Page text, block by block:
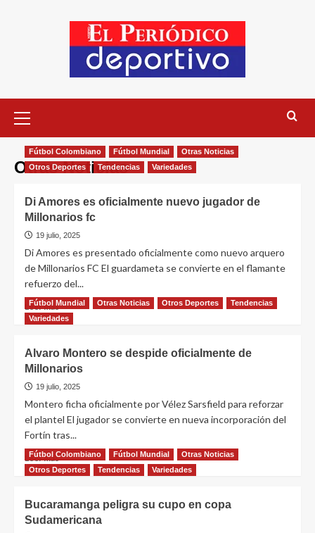
Otras Noticias
Fútbol Colombiano Fútbol Mundial
Otras Noticias
Otros Deportes
Tendencias Variedades
Di Amores es oficialmente nuevo jugador de
Millonarios fc
19 julio, 2025
Di Amores es presentado oficialmente como nuevo arquero
de Millonarios FC El guardameta se convierte en el flamante
refuerzo del...
Leer más
Fútbol Mundial Otras Noticias Otros Deportes
Tendencias
Variedades
Alvaro Montero se despide oficialmente de
Millonarios
19 julio, 2025
Montero ficha oficialmente por Vélez Sarsfield para reforzar
el plantel El jugador se convierte en nueva incorporación del
Fortín tras...
Leer más
Fútbol Colombiano Fútbol Mundial
Otras Noticias
Otros Deportes
Tendencias Variedades
Bucaramanga peligra su cupo en copa
Sudamericana